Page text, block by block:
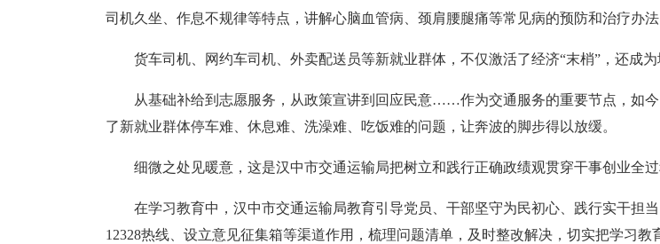
司机久坐、作息不规律等特点，讲解心脑血管病、颈肩腰腿痛等常见病的预防和治疗办法
货车司机、网约车司机、外卖配送员等新就业群体，不仅激活了经济“末梢”，还成为
从基础补给到志愿服务，从政策宣讲到回应民意……作为交通服务的重要节点，如
了新就业群体停车难、休息难、洗澡难、吃饭难的问题，让奔波的脚步得以放缓。
细微之处见暖意，这是汉中市交通运输局把树立和践行正确政绩观贯穿干事创业全过
在学习教育中，汉中市交通运输局教育引导党员、干部坚守为民初心、践行实干担
12328热线、设立意见征集箱等渠道作用，梳理问题清单，及时整改解决，切实把学习教